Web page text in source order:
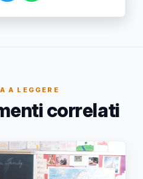
A LEGGERE
correlati